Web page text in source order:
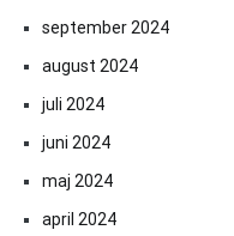
september 2024
august 2024
juli 2024
juni 2024
maj 2024
april 2024